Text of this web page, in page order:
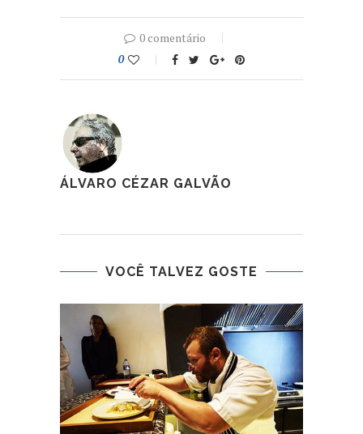
0 comentário
0
ÁLVARO CÉZAR GALVÃO
VOCÊ TALVEZ GOSTE